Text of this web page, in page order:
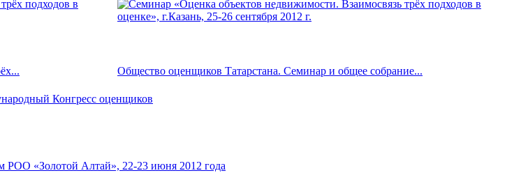
Общество оценщиков Татарстана. Семинар и общее собрание...
РОО «Золотой Алтай», 22-23 июня 2012 года